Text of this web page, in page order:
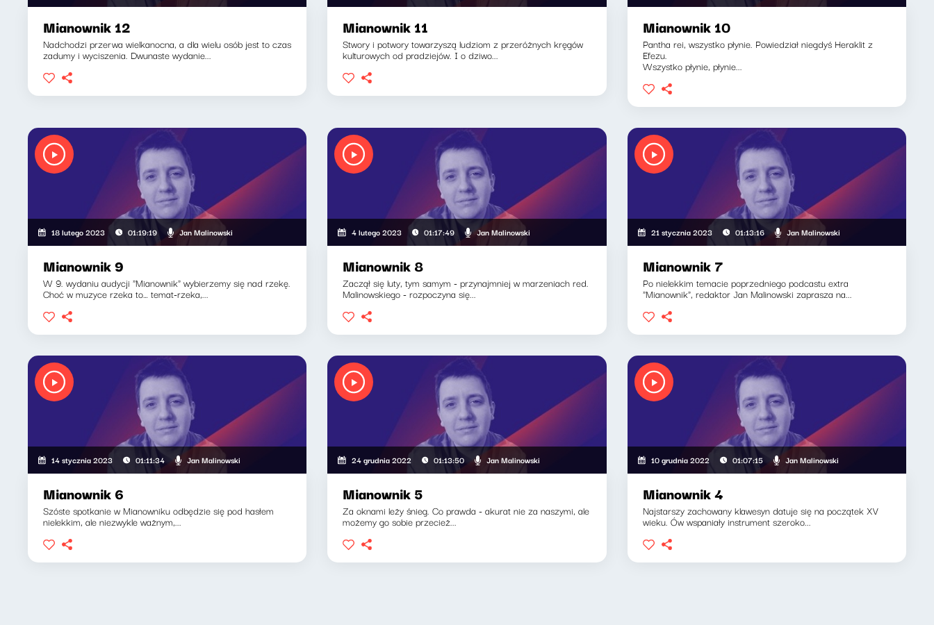
Mianownik 12
Nadchodzi przerwa wielkanocna, a dla wielu osób jest to czas
zadumy i wyciszenia. Dwunaste wydanie...
Mianownik 11
Stwory i potwory towarzyszą ludziom z przeróżnych kręgów
kulturowych od pradziejów. I o dziwo...
Mianownik 10
Pantha rei, wszystko płynie. Powiedział niegdyś Heraklit z
Efezu.
Wszystko płynie, płynie...
18 lutego 2023 01:19:19 Jan Malinowski
Mianownik 9
W 9. wydaniu audycji "Mianownik" wybierzemy się nad rzekę.
Choć w muzyce rzeka to… temat-rzeka,...
4 lutego 2023 01:17:49 Jan Malinowski
Mianownik 8
Zaczął się luty, tym samym - przynajmniej w marzeniach red.
Malinowskiego - rozpoczyna się...
21 stycznia 2023 01:13:16 Jan Malinowski
Mianownik 7
Po nielekkim temacie poprzedniego podcastu extra
"Mianownik", redaktor Jan Malinowski zaprasza na...
14 stycznia 2023 01:11:34 Jan Malinowski
Mianownik 6
Szóste spotkanie w Mianowniku odbędzie się pod hasłem
nielekkim, ale niezwykle ważnym,...
24 grudnia 2022 01:13:50 Jan Malinowski
Mianownik 5
Za oknami leży śnieg. Co prawda - akurat nie za naszymi, ale
możemy go sobie przecież...
10 grudnia 2022 01:07:15 Jan Malinowski
Mianownik 4
Najstarszy zachowany klawesyn datuje się na początek XV
wieku. Ów wspaniały instrument szeroko...